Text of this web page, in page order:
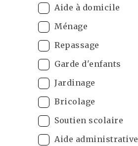
Aide à domicile
Ménage
Repassage
Garde d'enfants
Jardinage
Bricolage
Soutien scolaire
Aide administrative